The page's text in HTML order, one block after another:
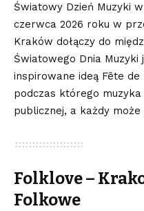
Światowy Dzień Muzyki
czerwca 2026 roku w
Kraków dołączy do
Światowego Dnia
inspirowane ideą Fête de
podczas którego
publicznej, a każdy może
Folklove –
Folkowe